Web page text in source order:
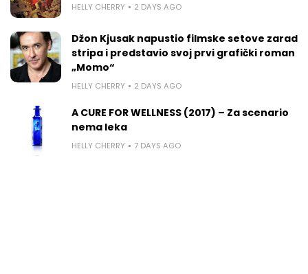
HELLY CHERRY 2 DAYS AGO
Džon Kjusak napustio filmske setove zarad
stripa i predstavio svoj prvi grafički roman
„Momo“
HELLY CHERRY 2 DAYS AGO
A CURE FOR WELLNESS (2017) – Za scenario
nema leka
HELLY CHERRY 7 DAYS AGO